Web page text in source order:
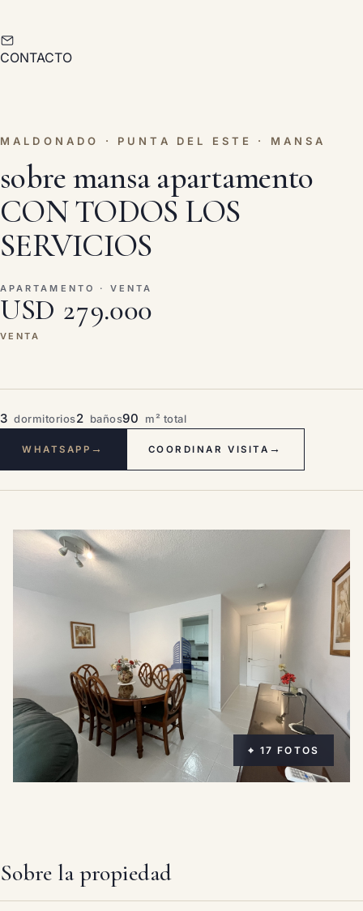
CONTACTO
MALDONADO · PUNTA DEL ESTE · MANSA
sobre mansa apartamento
CON TODOS LOS
SERVICIOS
APARTAMENTO · VENTA
USD 279.000
VENTA
3 dormitorios2 baños90 m² total
WHATSAPP → COORDINAR VISITA →
⌖ 17 FOTOS
Sobre la propiedad